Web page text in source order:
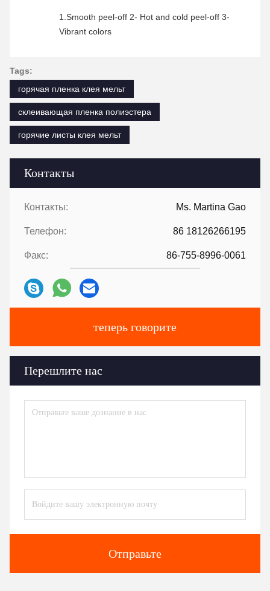
Контакты
Контакты: Ms. Martina Gao
Телефон: 86 18126266195
Факс: 86-755-8996-0061
теперь говорите
Перешлите нас
Отправьте
1.Smooth peel-off 2- Hot and cold peel-off 3-
Vibrant colors
Tags:
горячая пленка клея мельт
склеивающая пленка полиэстера
горячие листы клея мельт